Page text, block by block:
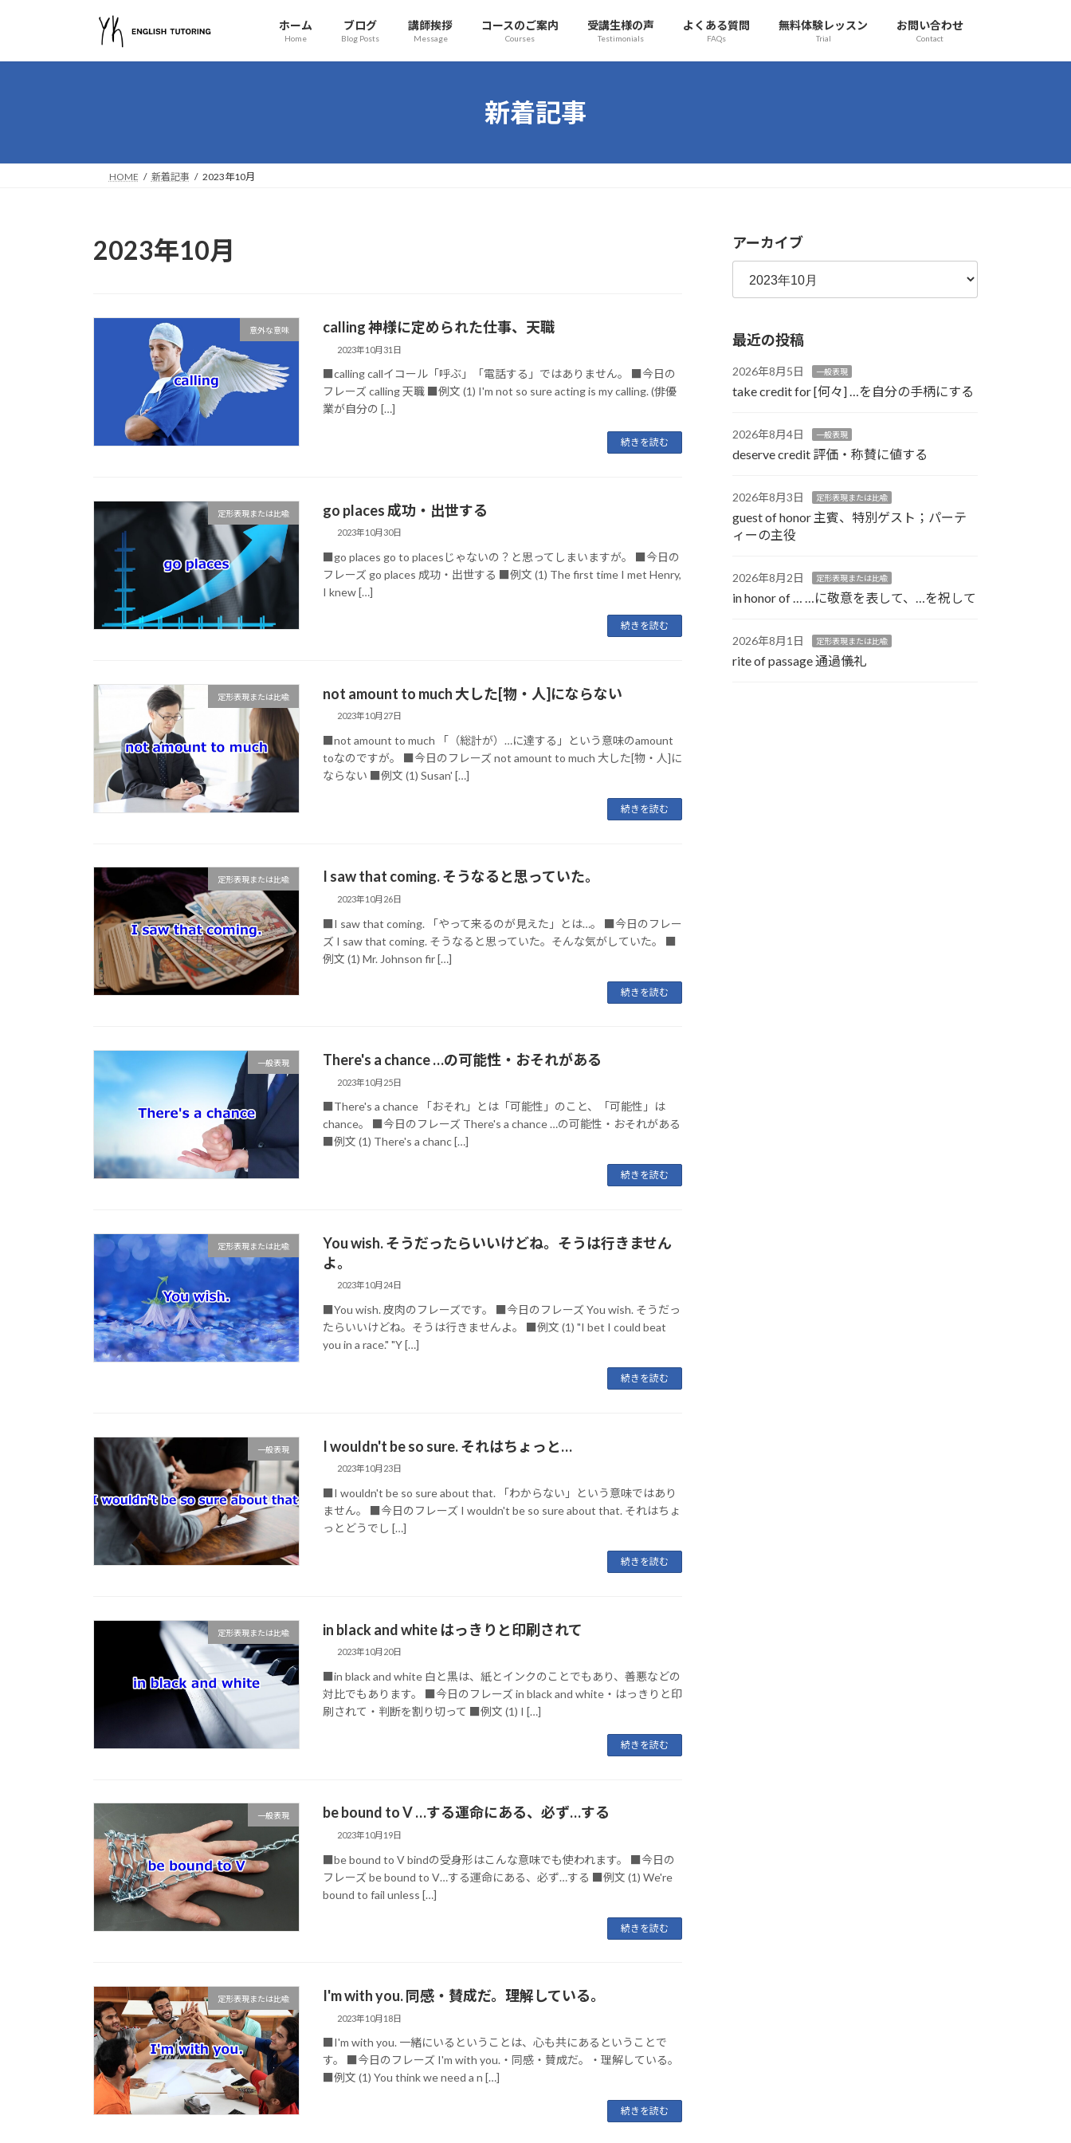
ン
ッ
ー
移
ホーム
Home
ブログ
Blog Posts
講師挨拶
Message
コースのご案内
Courses
受講生様の声
Testimonials
よくある質問
FAQs
無料体験レッスン
Trial
お問い合わせ
Contact
新着記事
HOME 新着記事 2023年10月
2023年10月
意外な意味 calling 神様に定められた仕事、天職
2023年10月31日
■calling callイコール「呼ぶ」「電話する」ではありません。 ■今日の
フレーズ calling 天職 ■例文 (1) I'm not so sure acting is my calling. (俳優
業が自分の […]
続きを読む
定形表現または比喩 go places 成功・出世する
2023年10月30日
■go places go to placesじゃないの？と思ってしまいますが。 ■今日の
フレーズ go places 成功・出世する ■例文 (1) The first time I met Henry,
I knew […]
続きを読む
定形表現または比喩 not amount to much 大した[物・人]にならない
2023年10月27日
■not amount to much 「（総計が）…に達する」という意味のamount
toなのですが。 ■今日のフレーズ not amount to much 大した[物・人]に
ならない ■例文 (1) Susan' […]
続きを読む
定形表現または比喩 I saw that coming. そうなると思っていた。
2023年10月26日
■I saw that coming. 「やって来るのが見えた」とは…。 ■今日のフレー
ズ I saw that coming. そうなると思っていた。そんな気がしていた。 ■
例文 (1) Mr. Johnson fir […]
続きを読む
一般表現 There's a chance …の可能性・おそれがある
2023年10月25日
■There's a chance 「おそれ」とは「可能性」のこと、「可能性」は
chance。 ■今日のフレーズ There's a chance …の可能性・おそれがある
■例文 (1) There's a chanc […]
続きを読む
定形表現または比喩
You wish. そうだったらいいけどね。そうは行きません
よ。
2023年10月24日
■You wish. 皮肉のフレーズです。 ■今日のフレーズ You wish. そうだっ
たらいいけどね。そうは行きませんよ。 ■例文 (1) "I bet I could beat
you in a race." "Y […]
続きを読む
一般表現 I wouldn't be so sure. それはちょっと…
2023年10月23日
■I wouldn't be so sure about that. 「わからない」という意味ではあり
ません。 ■今日のフレーズ I wouldn't be so sure about that. それはちょ
っとどうでし […]
続きを読む
定形表現または比喩 in black and white はっきりと印刷されて
2023年10月20日
■in black and white 白と黒は、紙とインクのことでもあり、善悪などの
対比でもあります。 ■今日のフレーズ in black and white・はっきりと印
刷されて・判断を割り切って ■例文 (1) I […]
続きを読む
一般表現 be bound to V …する運命にある、必ず…する
2023年10月19日
■be bound to V bindの受身形はこんな意味でも使われます。 ■今日の
フレーズ be bound to V…する運命にある、必ず…する ■例文 (1) We're
bound to fail unless […]
続きを読む
定形表現または比喩 I'm with you. 同感・賛成だ。理解している。
2023年10月18日
■I'm with you. 一緒にいるということは、心も共にあるということで
す。 ■今日のフレーズ I'm with you.・同感・賛成だ。・理解している。
■例文 (1) You think we need a n […]
続きを読む
アーカイブ
最近の投稿
2026年8月5日 一般表現
take credit for [何々] …を自分の手柄にする
2026年8月4日 一般表現
deserve credit 評価・称賛に値する
2026年8月3日 定形表現または比喩
guest of honor 主賓、特別ゲスト；パーテ
ィーの主役
2026年8月2日 定形表現または比喩
in honor of … …に敬意を表して、…を祝して
2026年8月1日 定形表現または比喩
rite of passage 通過儀礼